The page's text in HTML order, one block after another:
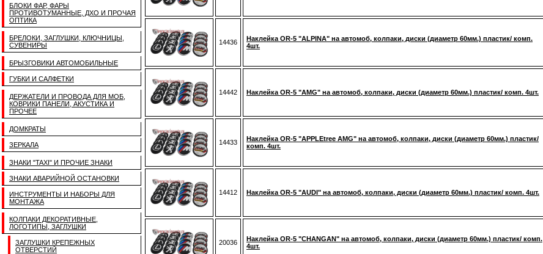
БЛОКИ ФАР, ФАРЫ
ПРОТИВОТУМАННЫЕ, ДХО И ПРОЧАЯ
ОПТИКА
БРЕЛОКИ, ЗАГЛУШКИ, КЛЮЧНИЦЫ,
СУВЕНИРЫ
БРЫЗГОВИКИ АВТОМОБИЛЬНЫЕ
ГУБКИ И САЛФЕТКИ
ДЕРЖАТЕЛИ И ПРОВОДА ДЛЯ МОБ,
КОВРИКИ ПАНЕЛИ, АКУСТИКА И
ПРОЧЕЕ
ДОМКРАТЫ
ЗЕРКАЛА
ЗНАКИ "TAXI" И ПРОЧИЕ ЗНАКИ
ЗНАКИ АВАРИЙНОЙ ОСТАНОВКИ
ИНСТРУМЕНТЫ И НАБОРЫ ДЛЯ
МОНТАЖА
КОЛПАКИ ДЕКОРАТИВНЫЕ,
ЛОГОТИПЫ, ЗАГЛУШКИ
ЗАГЛУШКИ КРЕПЕЖНЫХ
ОТВЕРСТИЙ
14436
Наклейка OR-5 "ALPINA" на автомоб, колпаки, диски (диаметр 60мм.) пластик/ комп.
4шт.
14442 Наклейка OR-5 "AMG" на автомоб, колпаки, диски (диаметр 60мм.) пластик/ комп. 4шт.
14433
Наклейка OR-5 "APPLEtree AMG" на автомоб, колпаки, диски (диаметр 60мм.) пластик/
комп. 4шт.
14412 Наклейка OR-5 "AUDI" на автомоб, колпаки, диски (диаметр 60мм.) пластик/ комп. 4шт.
20036
Наклейка OR-5 "CHANGAN" на автомоб, колпаки, диски (диаметр 60мм.) пластик/ комп.
4шт.